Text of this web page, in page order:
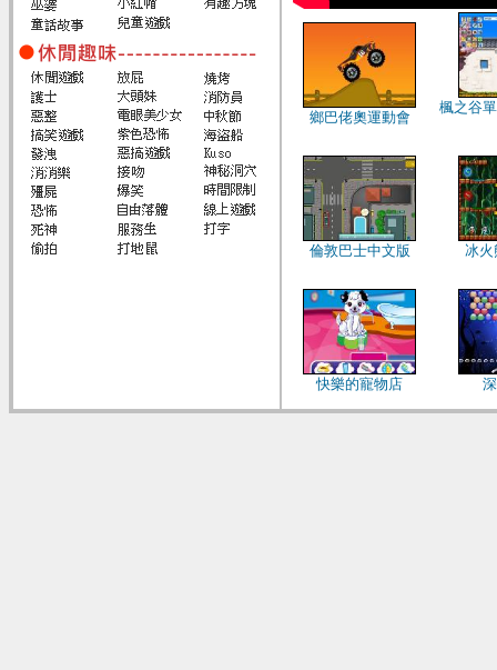
鄉巴佬奧運動會
楓之谷
倫敦巴士中文版 冰火
快樂的寵物店